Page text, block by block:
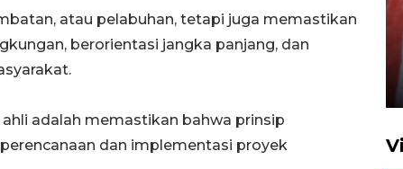
atau pelabuhan, tetapi juga memastikan
berorientasi jangka panjang, dan
adalah memastikan bahwa prinsip
dan implementasi proyek
Penguatan struktur jembatan